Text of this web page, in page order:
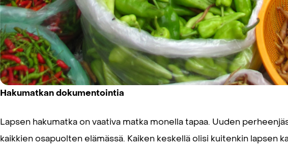
Hakumatkan dokumentointia
Lapsen hakumatka on vaativa matka monella tapaa. Uuden
kaikkien osapuolten elämässä. Kaiken keskellä olisi kuitenkin lapsen